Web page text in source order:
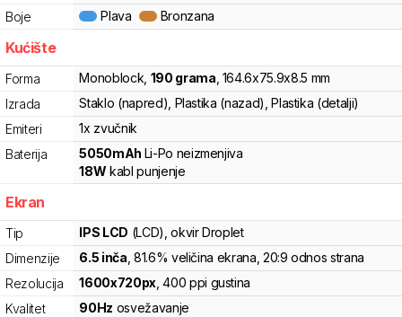
Boje
Plava Bronzana
Kućište
Forma Monoblock 190 grama 164.6x75.9x8.5 mm
Izrada
Staklo (napred), Plastika (nazad), Plastika (detalji)
Emiteri
1x zvučnik
Baterija
5050mAh Li-Po neizmenjiva
18W kabl punjenje
Ekran
Tip IPS LCD (LCD) , okvir Droplet
Dimenzije
6.5 inča , 81.6% veličina ekrana , 20:9 odnos strana
Rezolucija
1600x720px ,400 ppi gustina
Kvalitet
90Hz osvežavanje